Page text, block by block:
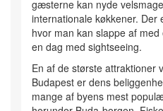
gæsterne kan nyde
internationale køkkener. Der
hvor man kan slappe af
en dag med sightseeing.
En af de største attraktioner
Budapest er dens
mange af byens mest